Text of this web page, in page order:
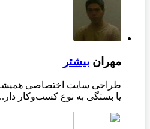
مهران بیشتر
طراحی سایت اختصاصی همیشه
یا بستگی به نوع کسب‌وکار